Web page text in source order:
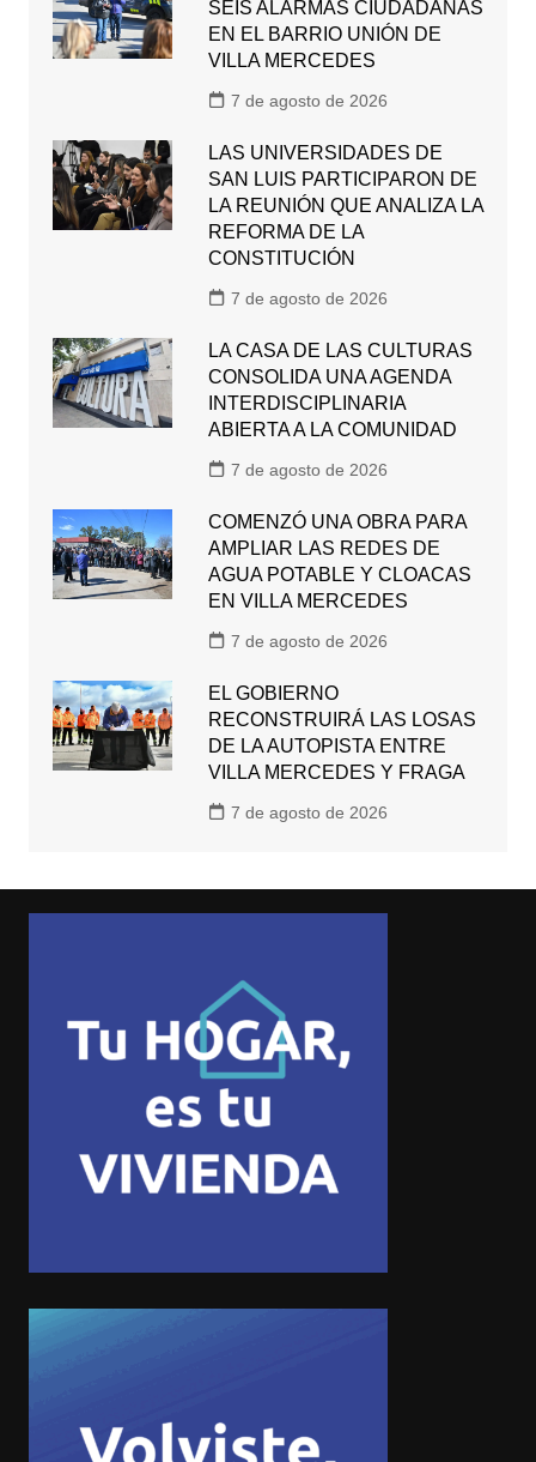
SEIS ALARMAS CIUDADANAS
EN EL BARRIO UNIÓN DE
VILLA MERCEDES
7 de agosto de 2026
LAS UNIVERSIDADES DE
SAN LUIS PARTICIPARON DE
LA REUNIÓN QUE ANALIZA LA
REFORMA DE LA
CONSTITUCIÓN
7 de agosto de 2026
LA CASA DE LAS CULTURAS
CONSOLIDA UNA AGENDA
INTERDISCIPLINARIA
ABIERTA A LA COMUNIDAD
7 de agosto de 2026
COMENZÓ UNA OBRA PARA
AMPLIAR LAS REDES DE
AGUA POTABLE Y CLOACAS
EN VILLA MERCEDES
7 de agosto de 2026
EL GOBIERNO
RECONSTRUIRÁ LAS LOSAS
DE LA AUTOPISTA ENTRE
VILLA MERCEDES Y FRAGA
7 de agosto de 2026